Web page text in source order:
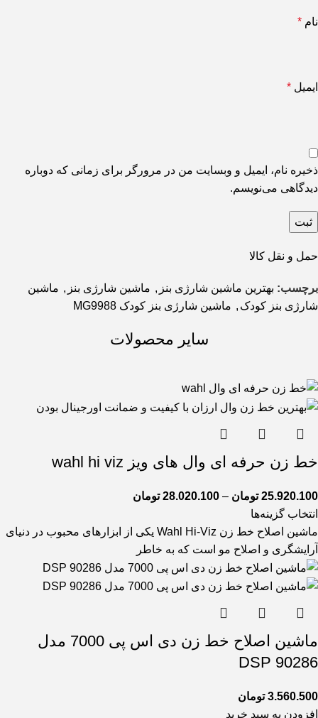
نام *
ایمیل *
ذخیره نام، ایمیل و وبسایت من در مرورگر برای زمانی که دوباره
دیدگاهی می‌نویسم.
حمل و نقل کالا
برچسب: بهترین ماشین شارژی بنز , ماشین شارژی بنز , ماشین
شارژی بنز کودک , ماشین شارژی بنز کودک MG9988
سایر محصولات
خط زن حرفه ای وال های ویز wahl hi viz
25.920.100 تومان –
28.020.100 تومان
انتخاب گزینه‌ها
ماشین اصلاح خط زن Wahl Hi-Viz یکی از ابزارهای محبوب در دنیای
آرایشگری و اصلاح مو است که به خاطر
ماشین اصلاح خط زن دی اس پی 7000 مدل
90286 DSP
3.560.500 تومان
افزودن به سبد خرید